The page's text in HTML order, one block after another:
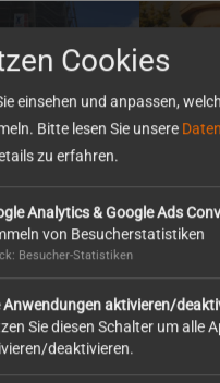
und
Sie uns
Cookies
einsehen und anpassen,
Bitte lesen Sie unsere
zu erfahren.
Analytics & Google Ads
von Besucherstatistiken
Besucher-Statistiken
Anwendungen aktivieren/
Sie diesen Schalter um alle
deaktivieren.